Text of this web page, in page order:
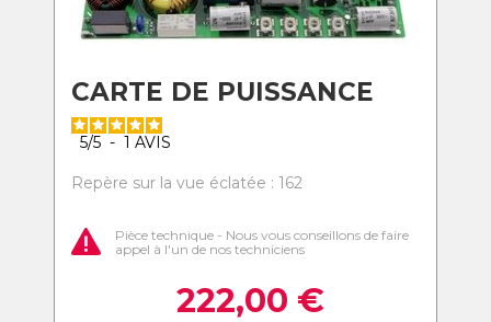
CARTE DE PUISSANCE
5/5 - 1 AVIS
Repère sur la vue éclatée : 162
Pièce technique - Nous vous conseillons de faire
appel à l'un de nos techniciens
222,00 €